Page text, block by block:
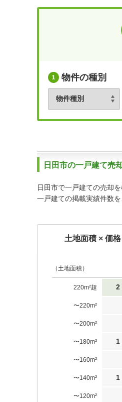
物件の種別
日田市の一戸建て売
日田市で一戸建ての売却
一戸建ての掲載実績件数
土地面積 × 価格
（土地面積）
220m²超
〜220m²
〜200m²
〜180m²
〜160m²
〜140m²
〜120m²
2
1
1